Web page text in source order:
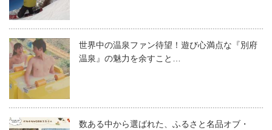
世界中の温泉ファン待望！遊び心満点な『別府
温泉』の魅力を余すこと…
数ある中から選ばれた、ふるさと名品オブ・